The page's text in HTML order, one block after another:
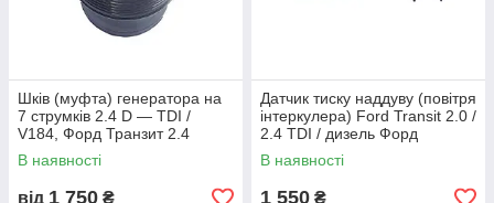
Шків (муфта) генератора на
7 струмків 2.4 D — TDI /
V184, Форд Транзит 2.4
дизель 2000-2006,
F00M991192
В наявності
від 1 750 ₴
Датчик тиску наддуву (повітря
інтеркулера) Ford Transit 2.0 /
2.4 TDI / дизель Форд
Транзит 2000-2006,
1C1A9F479AA
В наявності
1 550 ₴